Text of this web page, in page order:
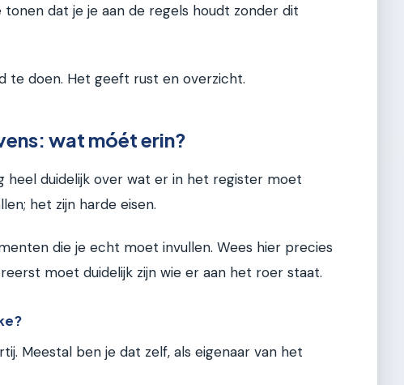
dat je je aan de regels houdt zonder dit
te doen. Het geeft rust en overzicht.
wat móét erin?
heel duidelijk over wat er in het register moet
het zijn harde eisen.
die je echt moet invullen. Wees hier precies
moet duidelijk zijn wie er aan het roer staat.
Meestal ben je dat zelf, als eigenaar van het